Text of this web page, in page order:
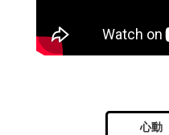
心動